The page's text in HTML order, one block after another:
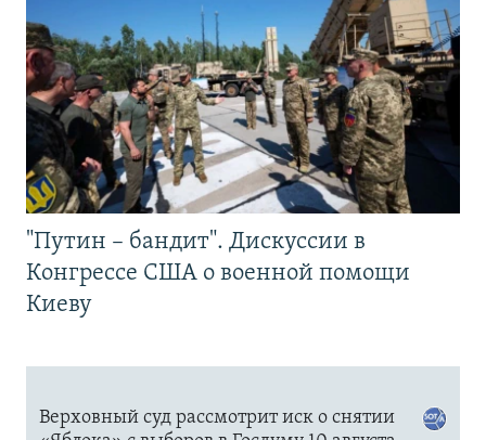
"Путин – бандит". Дискуссии в
Конгрессе США о военной помощи
Киеву